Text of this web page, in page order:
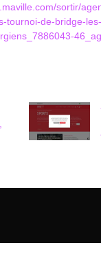
sortir/
tournoi-de-bridge-